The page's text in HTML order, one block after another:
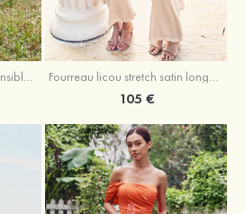
Fourreau col en v satin extensible ras du sol robe de demoiselle d'honneur Fourreau licou stretch satin longueur cheville robe de demoiselle d'honneur
105 €